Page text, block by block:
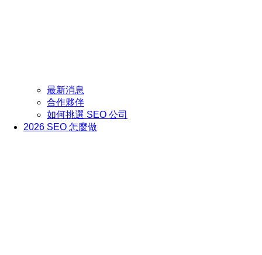
最新消息
合作夥伴
如何挑選 SEO 公司
2026 SEO 怎麼做